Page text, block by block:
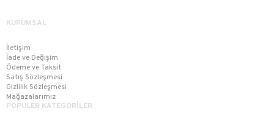
KURUMSAL
İletişim
İade ve Değişim
Ödeme ve Taksit
Satış Sözleşmesi
Gizlilik Sözleşmesi
Mağazalarımız
POPÜLER KATEGORİLER